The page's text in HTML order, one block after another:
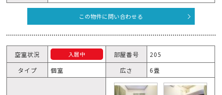
この物件に問い合わせる
空室状況 入居中 部屋番号
205
タイプ
個室 広さ 6畳